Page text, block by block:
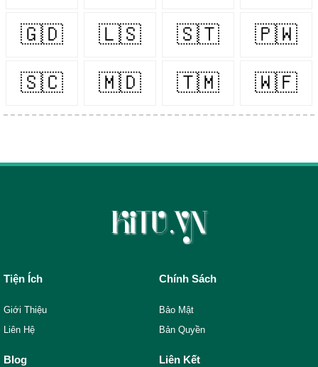
🇬🇩 🇱🇸 🇸🇹 🇵🇼
🇸🇨 🇲🇩 🇹🇲 🇼🇫
Tiện Ích
Giới Thiệu
Liên Hệ
Chính Sách
Bảo Mật
Bản Quyền
Blog Liên Kết